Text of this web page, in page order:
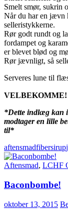
Smelt smør, sukrin
Når du har en jævn
selleristykkerne.
Rør godt rundt og
fordampet og
er blevet blød og
Rør jævnligt, så
Serveres lune til
VELBEKOMME!
*Dette indlæg kan
modtager en lille
til*
aftensmadfibersirup
Aftensmad, LCHF
Baconbombe!
oktober 13, 2015